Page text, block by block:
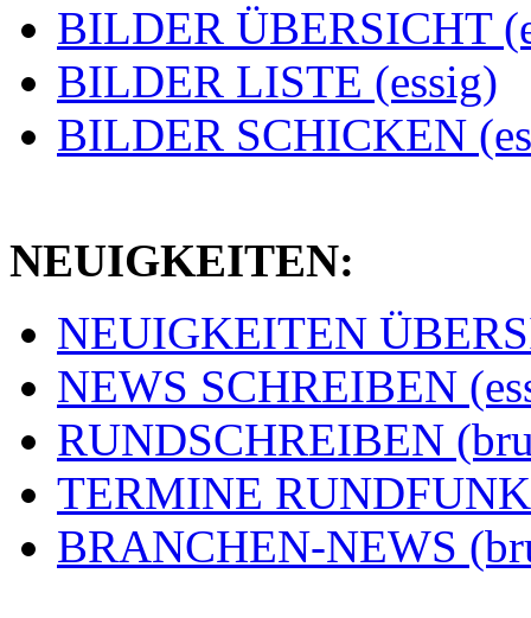
BILDER ÜBERSICHT
BILDER LISTE (essig)
BILDER SCHICKEN
NEUIGKEITEN:
NEUIGKEITEN
NEWS SCHREIBEN
RUNDSCHREIBEN
TERMINE
BRANCHEN-NEWS